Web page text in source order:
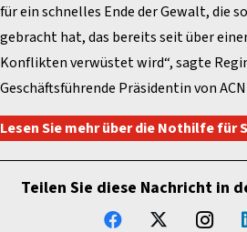
für ein schnelles Ende der Gewalt, die
gebracht hat, das bereits seit über
Konflikten verwüstet wird“, sagte
Geschäftsführende Präsidentin von
Lesen Sie mehr über die Nothilfe für
Teilen Sie diese Nachricht in